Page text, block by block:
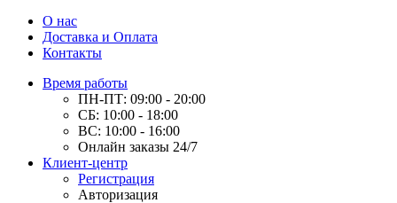
О нас
Доставка и Оплата
Контакты
Время работы
ПН-ПТ: 09:00 - 20:00
СБ: 10:00 - 18:00
ВС: 10:00 - 16:00
Онлайн заказы 24/7
Клиент-центр
Регистрация
Авторизация